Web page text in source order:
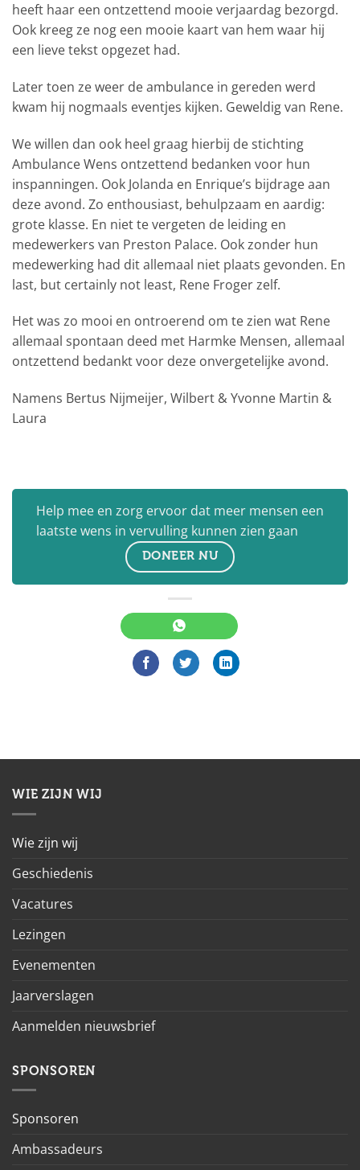
heeft haar een ontzettend mooie verjaardag bezorgd.
Ook kreeg ze nog een mooie kaart van hem waar hij
een lieve tekst opgezet had.
Later toen ze weer de ambulance in gereden werd
kwam hij nogmaals eventjes kijken. Geweldig van Rene.
We willen dan ook heel graag hierbij de stichting
Ambulance Wens ontzettend bedanken voor hun
inspanningen. Ook Jolanda en Enrique’s bijdrage aan
deze avond. Zo enthousiast, behulpzaam en aardig:
grote klasse. En niet te vergeten de leiding en
medewerkers van Preston Palace. Ook zonder hun
medewerking had dit allemaal niet plaats gevonden. En
last, but certainly not least, Rene Froger zelf.
Het was zo mooi en ontroerend om te zien wat Rene
allemaal spontaan deed met Harmke Mensen, allemaal
ontzettend bedankt voor deze onvergetelijke avond.
Namens Bertus Nijmeijer, Wilbert & Yvonne Martin &
Laura
Help mee en zorg ervoor dat meer mensen een
laatste wens in vervulling kunnen zien gaan
DONEER NU
WIE ZIJN WIJ
Wie zijn wij
Geschiedenis
Vacatures
Lezingen
Evenementen
Jaarverslagen
Aanmelden nieuwsbrief
SPONSOREN
Sponsoren
Ambassadeurs